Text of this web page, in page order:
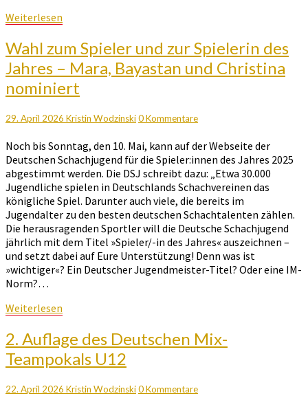
Weiterlesen
Wahl
zum
Spieler
und
zur
Spielerin
des
Jahres
–
Mara,
Bayastan
und
Christina
nominiert
Wahl zum Spieler und zur Spielerin des
Jahres – Mara, Bayastan und Christina
nominiert
29. April 2026 Kristin WodzinskiKommentare
0 Kommentare
Noch bis Sonntag, den 10. Mai, kann auf der Webseite der
Deutschen Schachjugend für die Spieler:innen des Jahres 2025
abgestimmt werden. Die DSJ schreibt dazu: „Etwa 30.000
Jugendliche spielen in Deutschlands Schachvereinen das
königliche Spiel. Darunter auch viele, die bereits im
Jugendalter zu den besten deutschen Schachtalenten zählen.
Die herausragenden Sportler will die Deutsche Schachjugend
jährlich mit dem Titel »Spieler/-in des Jahres« auszeichnen –
und setzt dabei auf Eure Unterstützung! Denn was ist
»wichtiger«? Ein Deutscher Jugendmeister-Titel? Oder eine IM-
Norm?…
Weiterlesen
2.
Auflage
des
Mix-
2. Auflage des Deutschen Mix-
Teampokals U12
22. April 2026 Kristin WodzinskiKommentare
0 Kommentare